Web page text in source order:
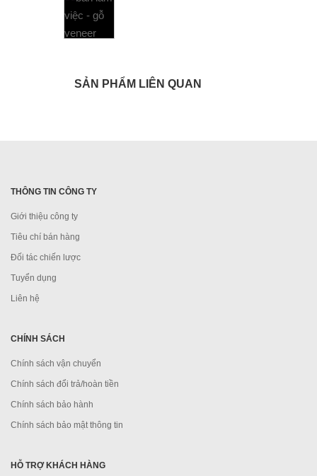
SẢN PHẨM LIÊN QUAN
THÔNG TIN CÔNG TY
Giới thiệu công ty
Tiêu chí bán hàng
Đối tác chiến lược
Tuyển dụng
Liên hệ
CHÍNH SÁCH
Chính sách vận chuyển
Chính sách đổi trả/hoàn tiền
Chính sách bảo hành
Chính sách bảo mật thông tin
HỖ TRỢ KHÁCH HÀNG